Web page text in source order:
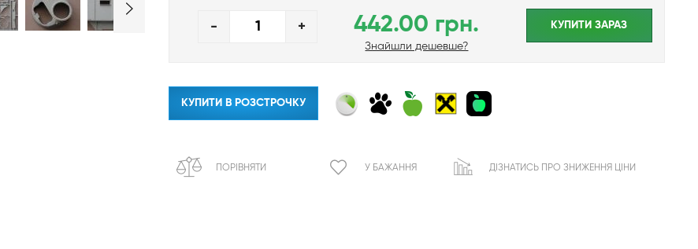
- + 442.00 грн.
Знайшли дешевше?
КУПИТИ ЗАРАЗ
КУПИТИ В РОЗСТРОЧКУ
ПОРІВНЯТИ У БАЖАННЯ ДІЗНАТИСЬ ПРО ЗНИЖЕННЯ ЦІНИ